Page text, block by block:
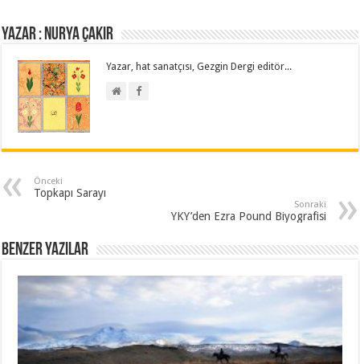
Yazar : NURYA ÇAKIR
Yazar, hat sanatçısı, Gezgin Dergi editör...
Önceki
Topkapı Sarayı
Sonraki
YKY’den Ezra Pound Biyografisi
Benzer Yazılar